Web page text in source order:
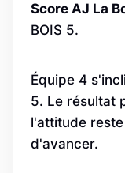
Score AJ La
BOIS 5.
Équipe 4
5. Le résultat
l'attitude
d'avancer.